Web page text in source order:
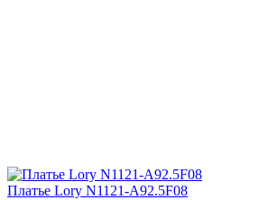
Платье Lory N1121-A92.5F08